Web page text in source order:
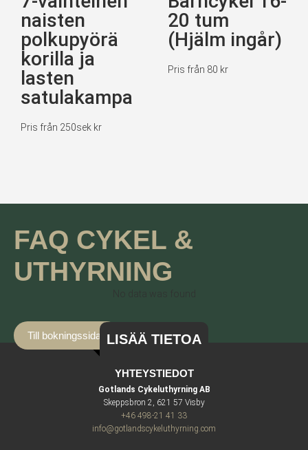
naisten
polkupyörä
korilla ja
lasten
satulakampa
Pris från 250sek kr
20 tum
(Hjälm ingår)
Pris från 80 kr
FAQ CYKEL &
UTHYRNING
Till bokningssidan LISÄÄ TIETOA
YHTEYSTIEDOT
Gotlands Cykeluthyrning AB
Skeppsbron 2, 621 57 Visby
+46 498-21 41 33
info@gotlandscykeluthyrning.com